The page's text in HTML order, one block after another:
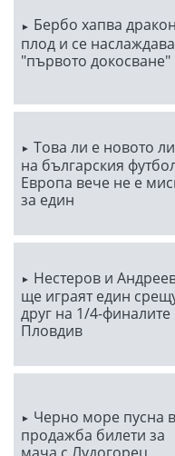
Бербо хапва
плод и се
"първото докосване"
Това ли е новото
на българския
Европа вече не е
за един
Нестеров и
ще играят един
друг на 1/4-финалите
Пловдив
Черно море пусна в
продажба билети за